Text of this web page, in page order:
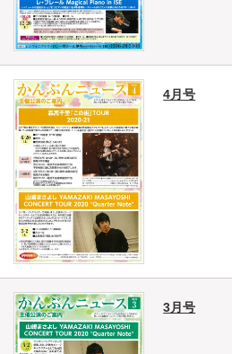
4月号
3月号